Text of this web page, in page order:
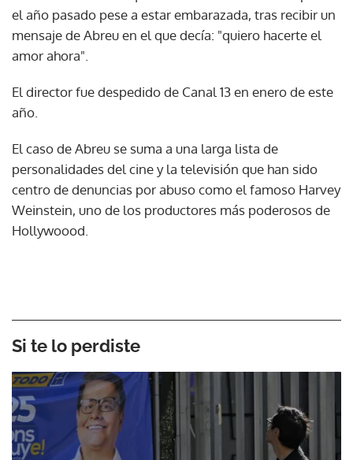
el año pasado pese a estar embarazada, tras recibir un
mensaje de Abreu en el que decía: "quiero hacerte el
amor ahora".
El director fue despedido de Canal 13 en enero de este
año.
El caso de Abreu se suma a una larga lista de
personalidades del cine y la televisión que han sido
centro de denuncias por abuso como el famoso Harvey
Weinstein, uno de los productores más poderosos de
Hollywoood.
Si te lo perdiste